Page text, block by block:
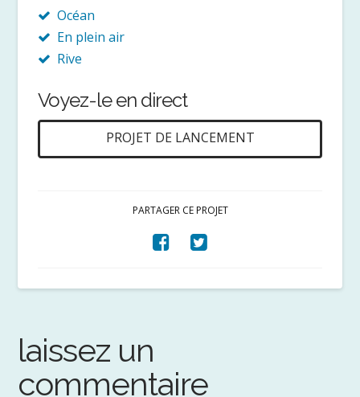
Océan
En plein air
Rive
Voyez-le en direct
PROJET DE LANCEMENT
PARTAGER CE PROJET
laissez un
commentaire